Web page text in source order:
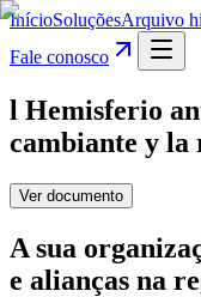
InícioSoluçõesArquivo
Fale conosco
l Hemisferio
cambiante y la
Ver documento
A sua
e alianças na